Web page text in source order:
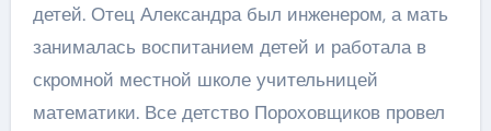
детей. Отец Александра был инженером, а мать
занималась воспитанием детей и работала в
скромной местной школе учительницей
математики. Все детство Пороховщиков провел